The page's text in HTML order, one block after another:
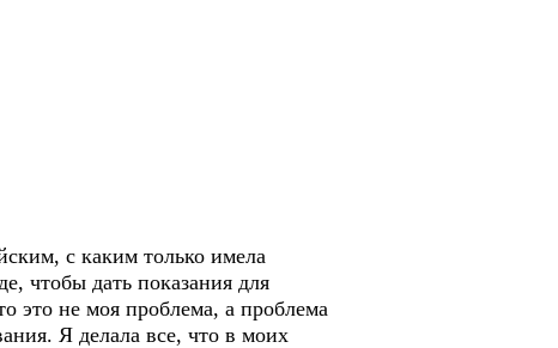
с каким только имела
чтобы дать показания для
это не моя проблема, а проблема
Я делала все, что в моих